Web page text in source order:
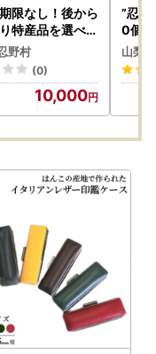
報／
るために、スマホの
アム)」が登場しま
入＆郵送が不要。
き続き利用可能で
ードされたい方へ
期限なし！後から
特産品を選べる
忍野村 カタロ
ト
野村
(0)
10,000
”忍野
0個 ※
山梨